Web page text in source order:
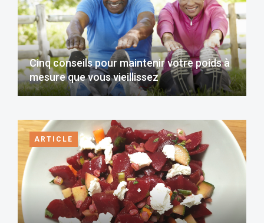
Cinq conseils pour maintenir votre poids à
mesure que vous vieillissez
ARTICLE